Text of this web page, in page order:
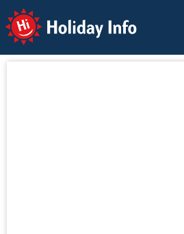
Holiday Info